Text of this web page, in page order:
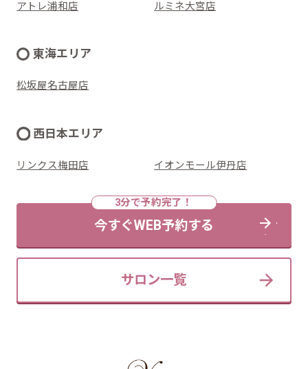
アトレ浦和店 ルミネ大宮店
東海エリア
松坂屋名古屋店
西日本エリア
リンクス梅田店 イオンモール伊丹店
サロン一覧
今すぐWEB予約する